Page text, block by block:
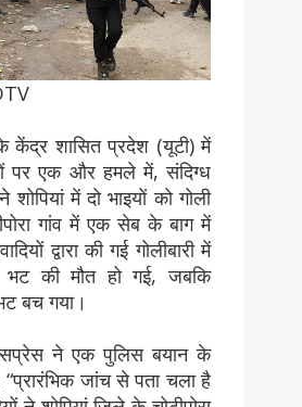
केंद्र शासित प्रदेश (यूटी) में
पर एक और हमले में, संदिग्ध
में दो भाइयों को गोली
गांव में एक सेब के बाग में
द्वारा की गई गोलीबारी में
भट की मौत हो गई, जबकि
बच गया।
ने एक पुलिस बयान के
जांच से पता चला है